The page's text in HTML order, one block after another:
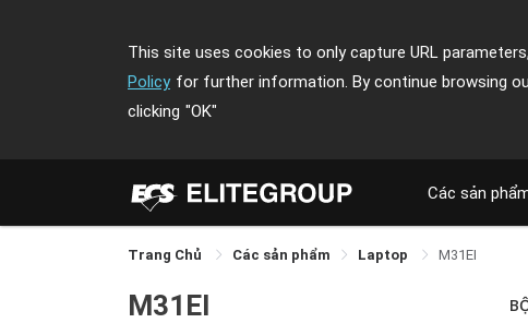
This site uses cookies to only capture URL
Policy for further information. By continue browsing
clicking "OK"
Các sản
Trang Chủ Các sản phẩm Laptop M31EI
M31EI